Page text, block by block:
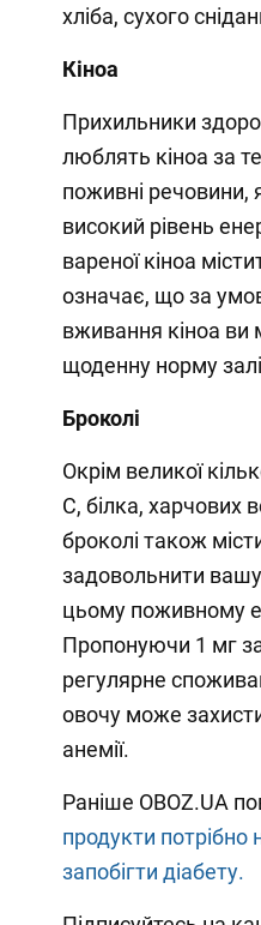
хліба, сухого
Кіноа
Прихильники
люблять кіноа за
поживні речовини,
високий рівень
вареної кіноа
означає, що за
вживання кіноа ви
щоденну норму
Броколі
Окрім великої
С, білка, харчових
броколі також
задовольнити
цьому поживному
Пропонуючи 1 мг
регулярне
овочу може
анемії.
Раніше OBOZ.UA
продукти
запобігти діабету.